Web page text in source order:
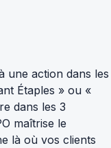
une action dans les
Étaples » ou «
dans les 3
maîtrise le
là où vos clients